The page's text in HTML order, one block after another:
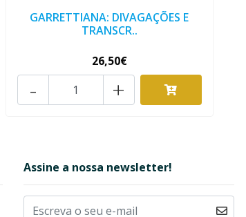
GARRETTIANA: DIVAGAÇÕES E
TRANSCR..
26,50€
+
-
Assine a nossa newsletter!